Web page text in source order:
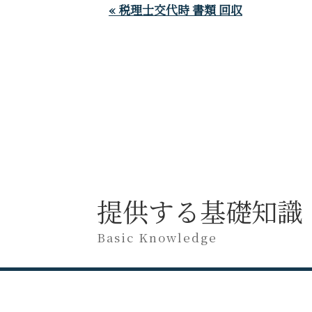
« 税理士交代時 書類 回収
提供する基礎知識
Basic Knowledge